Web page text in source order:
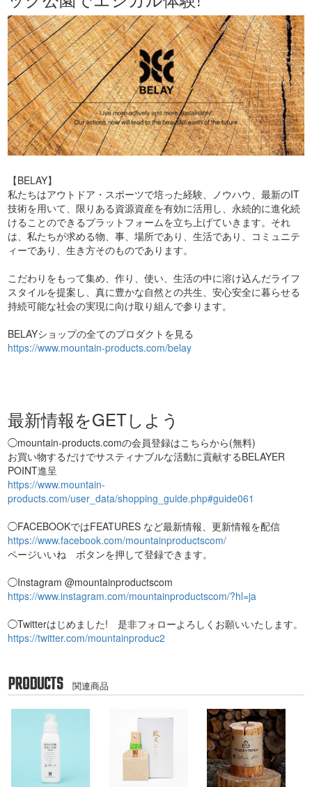
【BELAY】
私たちはアウトドア・スポーツで培った経験、ノウハウ、最新のIT
技術を用いて、限りある資源資産を有効に活用し、永続的に進化続
けることのできるプラットフォームを立ち上げていきます。それ
は、私たちが求める物、事、場所であり、生活であり、コミュニテ
ィーであり、生き方そのものであります。
こだわりをもって集め、作り、使い、生活の中に溶け込んだライフ
スタイルを提案し、真に豊かな自然との共生、安心安全に暮らせる
持続可能な社会の実現に向け取り組んで参ります。
BELAYショップの全てのプロダクトを見る
https://www.mountain-products.com/belay
最新情報をGETしよう
◯mountain-products.comの会員登録はこちらから(無料)
お買い物するだけでサスティナブルな活動に貢献するBELAYER
POINT進呈
https://www.mountain-
products.com/user_data/shopping_guide.php#guide061
◯FACEBOOKではFEATURES など最新情報、更新情報を配信
https://www.facebook.com/mountainproductscom/
ページいいね ボタンを押して登録できます。
◯Instagram @mountainproductscom
https://www.instagram.com/mountainproductscom/?hl=ja
◯Twitterはじめました! 是非フォローよろしくお願いいたします。
https://twitter.com/mountainproduc2
PRODUCTS 関連商品